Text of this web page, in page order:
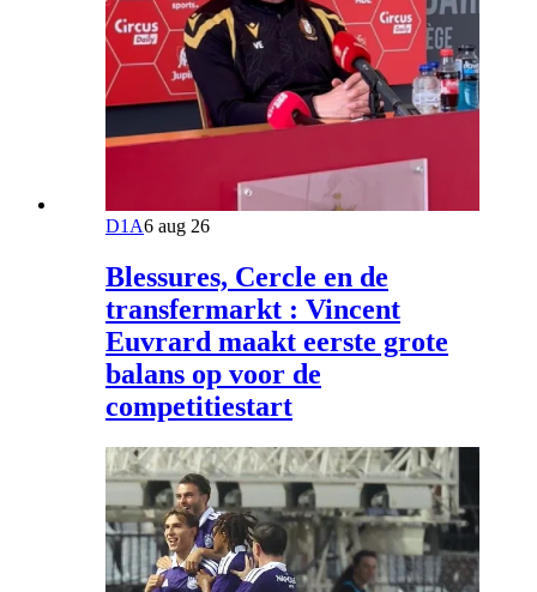
D1A6 aug 26
Blessures, Cercle en de
transfermarkt : Vincent
Euvrard maakt eerste grote
balans op voor de
competitiestart